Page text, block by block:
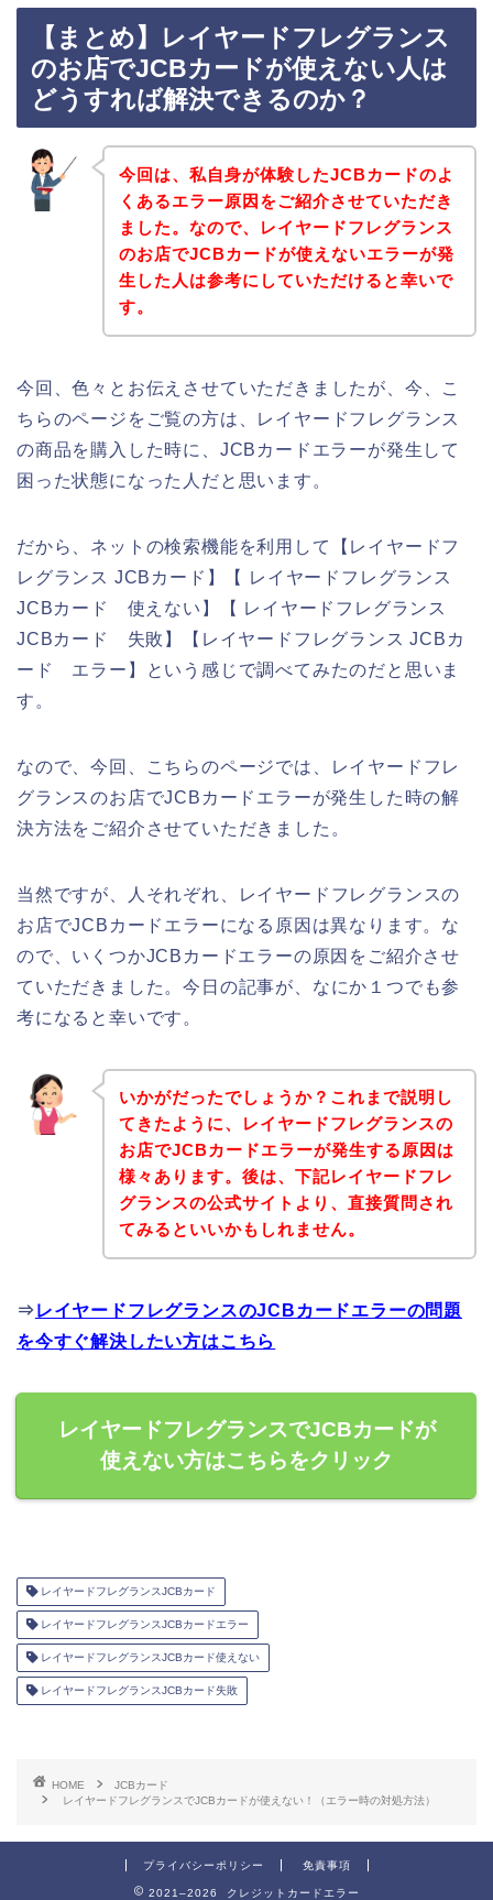
【まとめ】レイヤードフレグランス
のお店でJCBカードが使えない人は
どうすれば解決できるのか？
今回は、私自身が体験したJCBカードのよ
くあるエラー原因をご紹介させていただき
ました。なので、レイヤードフレグランス
のお店でJCBカードが使えないエラーが発
生した人は参考にしていただけると幸いで
す。
今回、色々とお伝えさせていただきましたが、今、こ
ちらのページをご覧の方は、レイヤードフレグランス
の商品を購入した時に、JCBカードエラーが発生して
困った状態になった人だと思います。
だから、ネットの検索機能を利用して【レイヤードフ
レグランス JCBカード】【 レイヤードフレグランス
JCBカード 使えない】【 レイヤードフレグランス
JCBカード 失敗】【レイヤードフレグランス JCBカ
ード エラー】という感じで調べてみたのだと思いま
す。
なので、今回、こちらのページでは、レイヤードフレ
グランスのお店でJCBカードエラーが発生した時の解
決方法をご紹介させていただきました。
当然ですが、人それぞれ、レイヤードフレグランスの
お店でJCBカードエラーになる原因は異なります。な
ので、いくつかJCBカードエラーの原因をご紹介させ
ていただきました。今日の記事が、なにか１つでも参
考になると幸いです。
いかがだったでしょうか？これまで説明し
てきたように、レイヤードフレグランスの
お店でJCBカードエラーが発生する原因は
様々あります。後は、下記レイヤードフレ
グランスの公式サイトより、直接質問され
てみるといいかもしれません。
⇒ レイヤードフレグランスのJCBカードエラーの問題
を今すぐ解決したい方はこちら
レイヤードフレグランスでJCBカードが
使えない方はこちらをクリック
レイヤードフレグランスJCBカード
レイヤードフレグランスJCBカードエラー
レイヤードフレグランスJCBカード使えない
レイヤードフレグランスJCBカード失敗
HOME
JCBカード
レイヤードフレグランスでJCBカードが使えない！（エラー時の対処方法）
プライバシーポリシー 免責事項
2021–2026 クレジットカードエラー